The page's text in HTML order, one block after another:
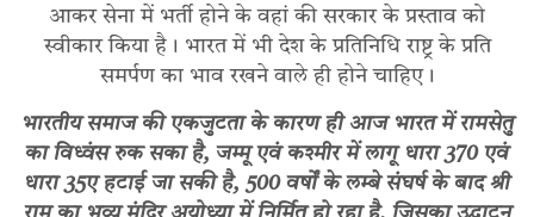
आकर सेना में भर्ती होने के वहां की सरकार के प्रस्ताव को
स्वीकार किया है। भारत में भी देश के प्रतिनिधि राष्ट्र के प्रति
समर्पण का भाव रखने वाले ही होने चाहिए।
भारतीय समाज की एकजुटता के कारण ही आज भारत में रामसेतु
का विध्वंस रुक सका है, जम्मू एवं कश्मीर में लागू धारा 370 एवं
धारा 35ए हटाई जा सकी है, 500 वर्षों के लम्बे संघर्ष के बाद श्री